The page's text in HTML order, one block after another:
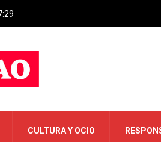
CULTURA Y OCIO